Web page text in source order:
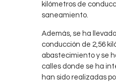
kilómetros de
saneamiento.
Además, se ha
conducción de 2,56
abastecimiento y se
calles donde se ha
han sido realizadas